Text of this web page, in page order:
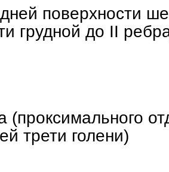
поверхности
грудной до II
(проксимального
трети голени)